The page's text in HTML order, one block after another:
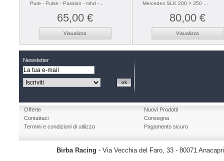
Pure - Pulse - Passion - mhd -...
65,00 €
Visualizza
Mercedes SLK 200 > 350 ...
80,00 €
Visualizza
Newsletter
Offerte
Nuovi Prodotti
Contattaci
Consegna
Termini e condizioni di utilizzo
Pagamento sicuro
Birba Racing - Via Vecchia del Faro, 33 - 80071